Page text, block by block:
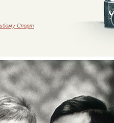
Спорт